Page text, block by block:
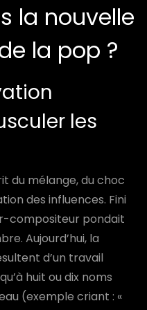
la nouvelle
la pop ?
les
du mélange, du choc
des influences. Fini
compositeur pondait
Aujourd’hui, la
d’un travail
huit ou dix noms
(exemple criant : «